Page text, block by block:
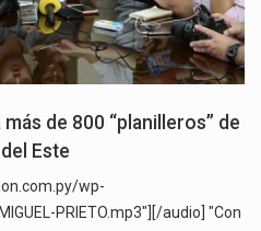
de 800 “planilleros” de
Este
wp-
PRIETO.mp3"][/audio] "Con